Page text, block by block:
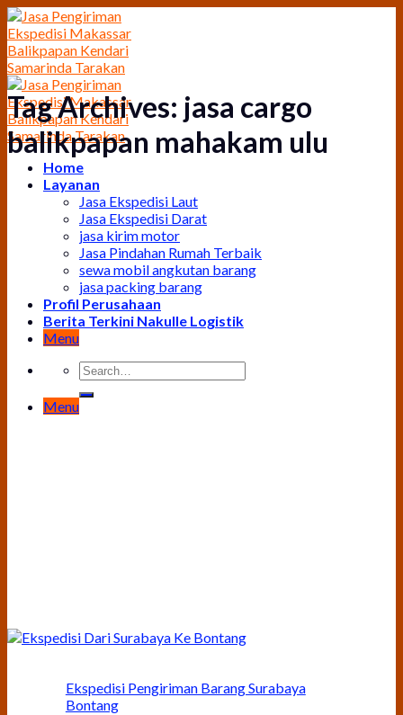
Skip
to
content
Home
Layanan
Jasa Ekspedisi Laut
Jasa Ekspedisi Darat
jasa kirim motor
Jasa Pindahan Rumah Terbaik
sewa mobil angkutan barang
jasa packing barang
Profil Perusahaan
Berita Terkini Nakulle Logistik
Menu
Menu
Tag Archives: jasa cargo
balikpapan mahakam ulu
Ekspedisi Pengiriman Barang Surabaya
Bontang